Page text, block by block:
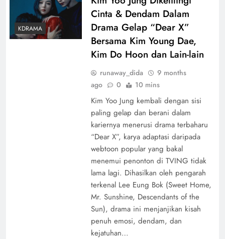
KDRAMA
Cinta & Dendam Dalam
Drama Gelap “Dear X”
Bersama Kim Young Dae,
Kim Do Hoon dan Lain-lain
runaway_dida
9 months
ago
0 10 mins
Kim Yoo Jung kembali dengan sisi
paling gelap dan berani dalam
kariernya menerusi drama terbaharu
“Dear X”, karya adaptasi daripada
webtoon popular yang bakal
menemui penonton di TVING tidak
lama lagi. Dihasilkan oleh pengarah
terkenal Lee Eung Bok (Sweet Home,
Mr. Sunshine, Descendants of the
Sun), drama ini menjanjikan kisah
penuh emosi, dendam, dan
kejatuhan…